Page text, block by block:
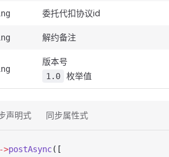
委托代扣协议id
解约备注
版本号
1.0 枚举值
声明式 同步属性式
->postAsync([